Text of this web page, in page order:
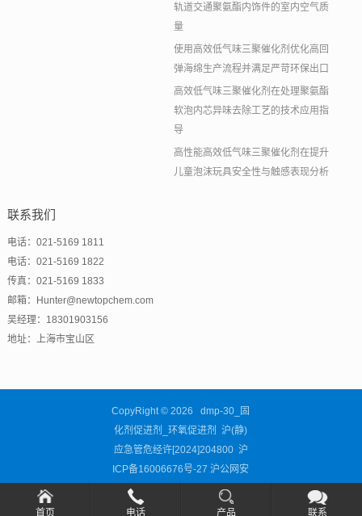
轨道交通聚氨酯内饰件的室内空气质
量
使用高效低气味三聚催化剂优化高回
弹海绵生产流程并满足严苛环保出口
高效低气味三聚催化剂在处理聚氨酯
软泡内芯异味去除工艺的技术应用指
导
高性能高效低气味三聚催化剂在提升
儿童泡沫玩具安全性与触感表现分析
联系我们
电话：021-5169 1811
电话：021-5169 1822
传真：021-5169 1833
邮箱：Hunter@newtopchem.com
吴经理：18301903156
地址：上海市宝山区
CopyRight © 2026 dmp-30_固
化剂促进剂_环氧促进剂 沪(静)
应急管危经许[2024]204800 沪
ICP备16006676号-27 沪公网安
备31011302003460号
首页 电话 产品 联系